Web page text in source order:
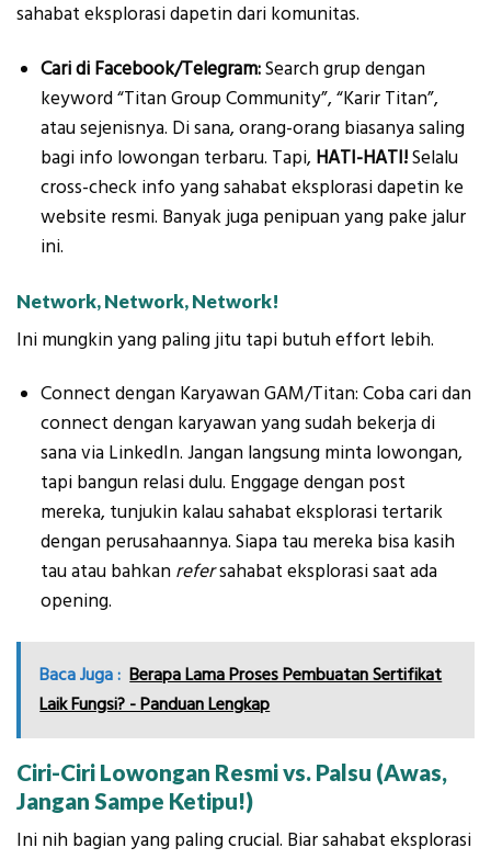
sahabat eksplorasi dapetin dari komunitas.
Cari di Facebook/Telegram:Search grup dengan
keyword “Titan Group Community”, “Karir Titan”,
atau sejenisnya. Di sana, orang-orang biasanya saling
bagi info lowongan terbaru. Tapi, HATI-HATI!Selalu
cross-check info yang sahabat eksplorasi dapetin ke
website resmi. Banyak juga penipuan yang pake jalur
ini.
Network, Network, Network!
Ini mungkin yang paling jitu tapi butuh effort lebih.
Connect dengan Karyawan GAM/Titan: Coba cari dan
connect dengan karyawan yang sudah bekerja di
sana via LinkedIn. Jangan langsung minta lowongan,
tapi bangun relasi dulu. Enggage dengan post
mereka, tunjukin kalau sahabat eksplorasi tertarik
dengan perusahaannya. Siapa tau mereka bisa kasih
tau atau bahkan refersahabat eksplorasi saat ada
opening.
Baca Juga : Berapa Lama Proses Pembuatan Sertifikat
Laik Fungsi? - Panduan Lengkap
Ciri-Ciri Lowongan Resmi vs. Palsu (Awas,
Jangan Sampe Ketipu!)
Ini nih bagian yang paling crucial. Biar sahabat eksplorasi